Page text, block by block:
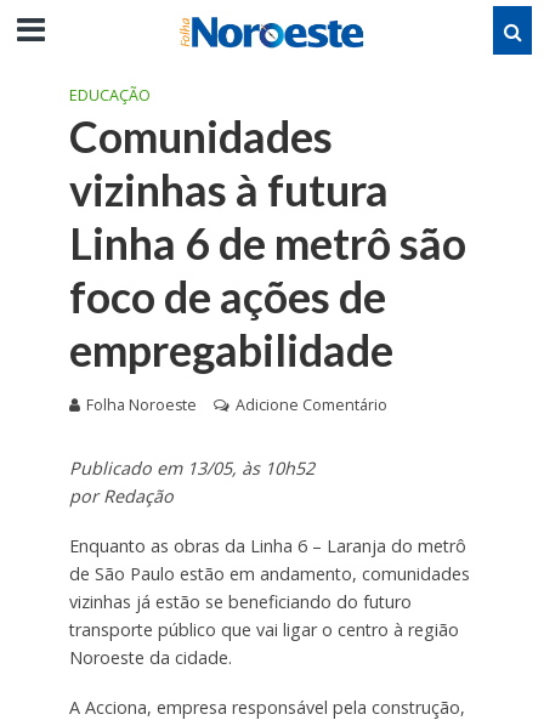
EDUCAÇÃO
Comunidades
vizinhas à futura
Linha 6 de metrô são
foco de ações de
empregabilidade
Folha Noroeste Adicione Comentário
Publicado em 13/05, às 10h52
por Redação
Enquanto as obras da Linha 6 – Laranja do metrô
de São Paulo estão em andamento, comunidades
vizinhas já estão se beneficiando do futuro
transporte público que vai ligar o centro à região
Noroeste da cidade.
A Acciona, empresa responsável pela construção,